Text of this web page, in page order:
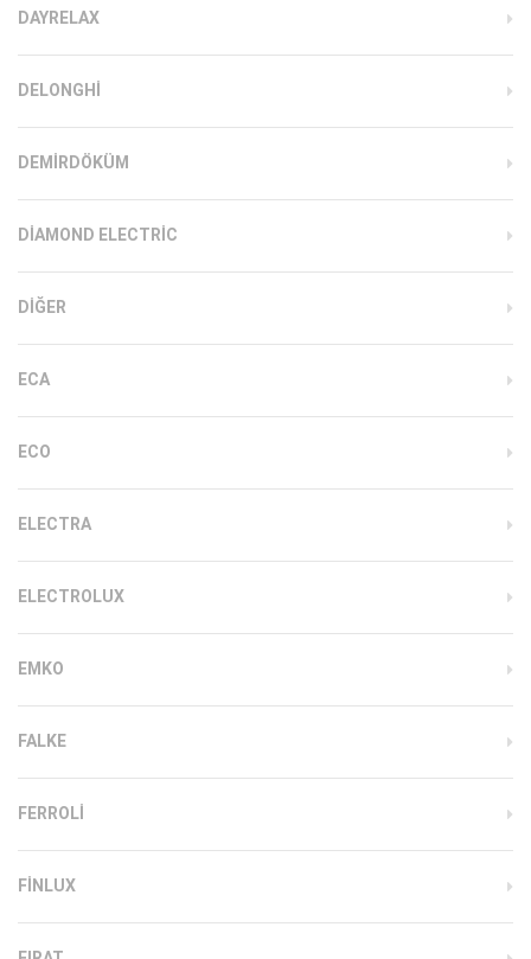
DAYRELAX
DELONGHI
DEMIRDÖKÜM
DIAMOND ELECTRIC
DIĞER
ECA
ECO
ELECTRA
ELECTROLUX
EMKO
FALKE
FERROLI
FINLUX